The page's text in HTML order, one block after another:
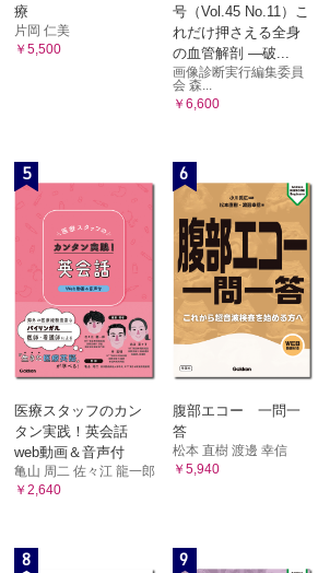
療
片岡 仁美
￥5,500
号（Vol.45 No.11）こ
れだけ押さえる全身
の血管解剖 ―破...
画像診断実行編集委員
会 森...
￥6,600
5
医療スタッフのカン
タン実践！英会話
web動画＆音声付
亀山 周二 佐々江 龍一郎
￥2,640
6
腹部エコー 一問一
答
松本 直樹 渡邊 幸信
￥5,940
8 9